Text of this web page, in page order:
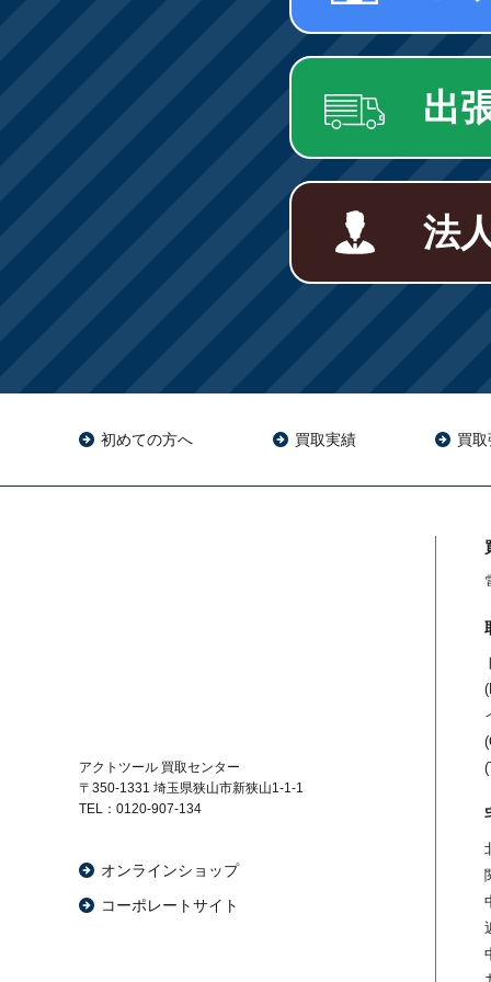
出
法
初めての方へ 買取実績 買
アクトツール 買取センター
〒350-1331 埼玉県狭山市新狭山1-1-1
TEL：0120-907-134
オンラインショップ
コーポレートサイト